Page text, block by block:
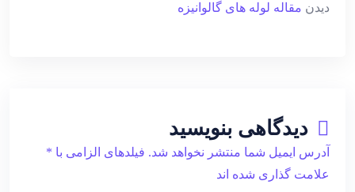
دیدن مقاله لوله های گالوانیزه
دیدگاهی بنویسید
آدرس ایمیل شما منتشر نخواهد شد. فیلدهای الزامی با *
علامت گذاری شده اند